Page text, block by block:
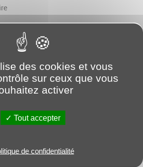
Schneyder
commission
Tourisme
des cookies et vous
sur ceux que vous
activer
Tout accepter
de confidentialité